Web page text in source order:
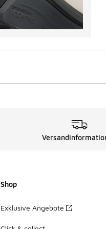
Shop
Exklusive Angebote